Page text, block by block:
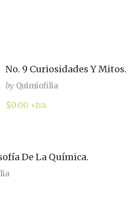
No. 9 Curiosidades Y Mitos.
by Quimiofilia
$0.00 +IVA
De La Química.